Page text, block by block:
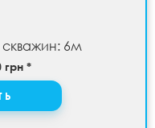
6м
грн *